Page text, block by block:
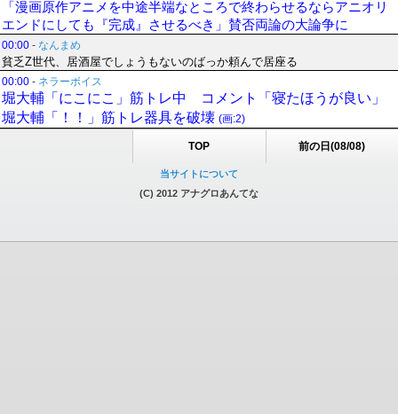
「漫画原作アニメを中途半端なところで終わらせるならアニオリ
エンドにしても『完成』させるべき」賛否両論の大論争に
00:00 - なんまめ
貧乏Z世代、居酒屋でしょうもないのばっか頼んで居座る
00:00 - ネラーボイス
堀大輔「にこにこ」筋トレ中 コメント「寝たほうが良い」
堀大輔「！！」筋トレ器具を破壊 (画:2)
TOP 前の日(08/08)
当サイトについて
(C) 2012 アナグロあんてな